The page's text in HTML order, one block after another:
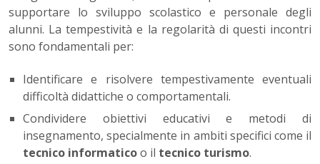
supportare lo sviluppo scolastico e personale degli
alunni. La tempestività e la regolarità di questi incontri
sono fondamentali per:
Identificare e risolvere tempestivamente eventuali
difficoltà didattiche o comportamentali.
Condividere obiettivi educativi e metodi di
insegnamento, specialmente in ambiti specifici come il
tecnico informaticoo il tecnico turismo.